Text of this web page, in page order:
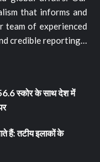
that informs and
team of experienced
credible reporting…
स्कोर के साथ देश में
हैं: तटीय इलाकों के